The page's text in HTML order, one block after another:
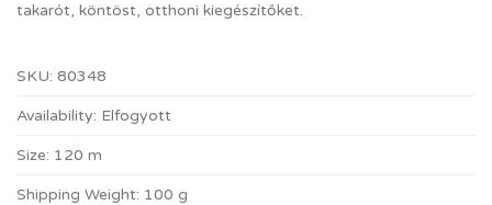
takarót, köntöst, otthoni kiegészítőket.
SKU: 80348
Availability: Elfogyott
Size: 120 m
Shipping Weight: 100 g